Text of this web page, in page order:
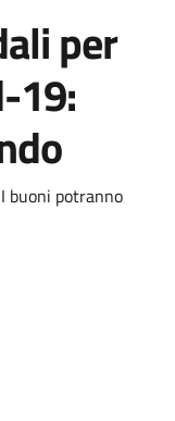
per
19:
buoni potranno